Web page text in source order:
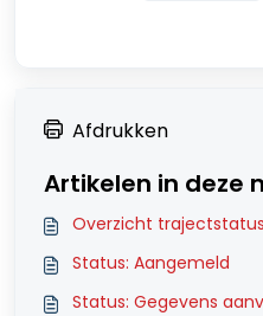
Afdrukken
Artikelen in deze
Overzicht
Status: Aangemeld
Status: Gegevens